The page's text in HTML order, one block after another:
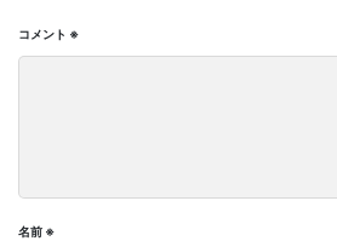
コメント ※
名前 ※